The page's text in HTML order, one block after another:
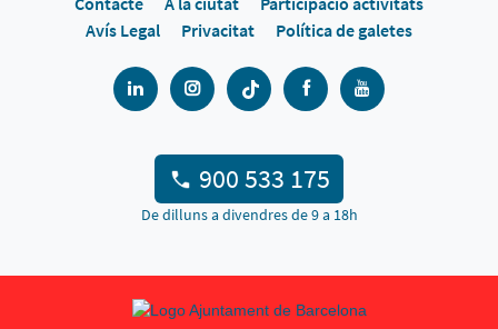
Avís Legal
Privacitat Política de galetes
900 533 175
De dilluns a divendres de 9 a 18h